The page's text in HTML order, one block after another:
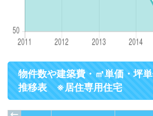
物件数や建築費・㎡単価・坪単
推移表 ※居住専用住宅